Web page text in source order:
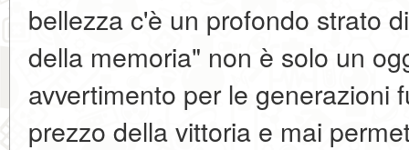
bellezza c'è un profondo strato
della memoria" non è solo un
avvertimento per le generazioni
prezzo della vittoria e mai